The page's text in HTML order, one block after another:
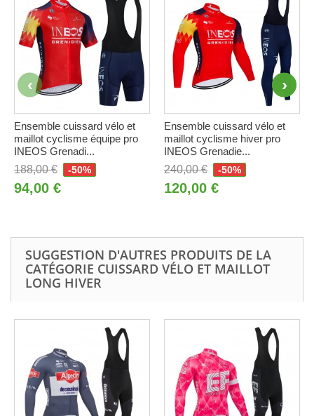
Ensemble cuissard vélo et
maillot cyclisme équipe pro
INEOS Grenadi...
188,00 €
-50%
94,00 €
Ensemble cuissard vélo et
maillot cyclisme hiver pro
INEOS Grenadie...
240,00 €
-50%
120,00 €
SUGGESTION D'AUTRES PRODUITS DE LA
CATÉGORIE CUISSARD VÉLO ET MAILLOT
LONG HIVER